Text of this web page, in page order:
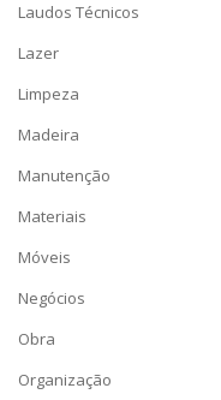
Laudos Técnicos
Lazer
Limpeza
Madeira
Manutenção
Materiais
Móveis
Negócios
Obra
Organização